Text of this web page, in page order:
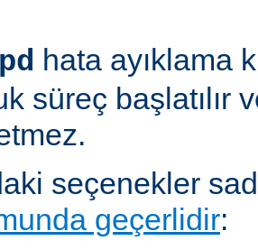
hata ayıklama
süreç başlatılır
seçenekler
geçerlidir: